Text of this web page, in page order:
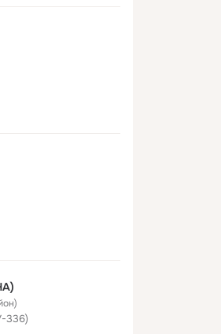
336)